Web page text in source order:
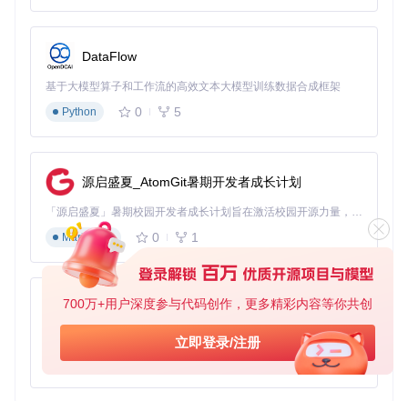
700万+用户深度参与代码创作，更多精彩内容等你共创
立即登录/注册
时间，92%的测试者表示"感觉就像从未换过设备"。
问题场景
文学则需要紧凑排版和学术字体，但切换书籍时总要重新调整
实际效果
15%，理解准确率提高9%，特别是在专业书籍和长篇小说的
阅读体验上改善最为明显。
ReadCat应用图标，蓝色背景象征专注与平静，书本图案传递
纯粹阅读的核心理念
场景化解决方案：四大使用场景让阅读融入生活
场景一：通勤族的碎片化阅读优化
DataFlow
基于大模型算子和工作流的高效文本大模型训练数据合成框架
Python
0 5
源启盛夏_AtomGit暑期开发者成长计划
「源启盛夏」暑期校园开发者成长计划旨在激活校园开源力量，通过积分激励、认证扶持、资源倾斜等形式，引导高校组织和开发者完成「入驻 — 建项目 — 做贡献 — 获认证 — 得资源」的完整闭环。无论你是想带领社团入驻平台的组织者，还是希望用代码贡献证明自己的开发者，都能在这里找到属于你的成长路径。
Markdown
0 1
py-xiaozhi
基于Python的Xiaozhi AI，适用于想要完整Xiaozhi体验而无需拥有专用硬件的用户。
Python
0 1